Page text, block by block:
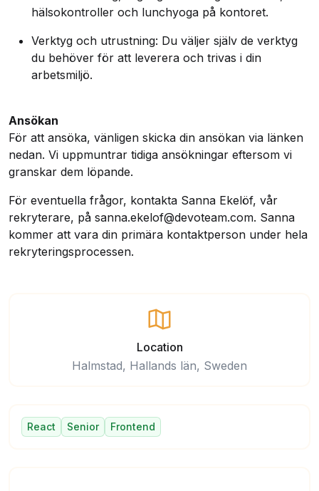
hälsokontroller och lunchyoga på kontoret.
Verktyg och utrustning: Du väljer själv de verktyg
du behöver för att leverera och trivas i din
arbetsmiljö.
Ansökan
För att ansöka, vänligen skicka din ansökan via länken
nedan. Vi uppmuntrar tidiga ansökningar eftersom vi
granskar dem löpande.
För eventuella frågor, kontakta Sanna Ekelöf, vår
rekryterare, på sanna.ekelof@devoteam.com. Sanna
kommer att vara din primära kontaktperson under hela
rekryteringsprocessen.
Location
Halmstad, Hallands län, Sweden
React Senior Frontend